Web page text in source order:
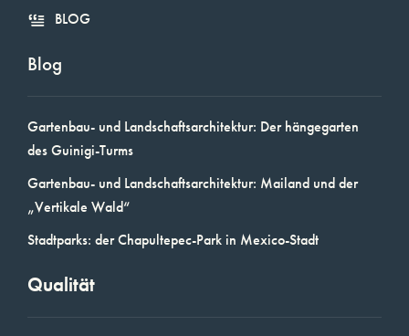
BLOG
Blog
Gartenbau- und Landschaftsarchitektur: Der hängegarten
des Guinigi-Turms
Gartenbau- und Landschaftsarchitektur: Mailand und der
„Vertikale Wald“
Stadtparks: der Chapultepec-Park in Mexico-Stadt
Qualität